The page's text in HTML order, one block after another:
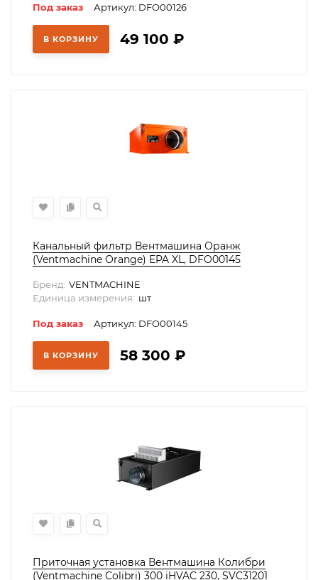
Под заказ Артикул: DFO00126
В КОРЗИНУ 49 100 ₽
Канальный фильтр Вентмашина Оранж
(Ventmachine Orange) EPA XL, DFO00145
Бренд: VENTMACHINE
Единица измерения: шт
Под заказ Артикул: DFO00145
В КОРЗИНУ 58 300 ₽
Приточная установка Вентмашина Колибри
(Ventmachine Colibri) 300 iHVAC 230, SVC31201